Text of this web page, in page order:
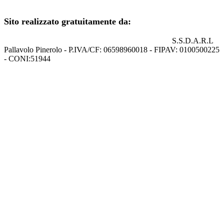
Sito realizzato gratuitamente da:
S.S.D.A.R.L
Pallavolo Pinerolo - P.IVA/CF: 06598960018 - FIPAV: 0100500225
- CONI:51944